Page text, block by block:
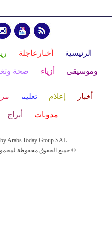
الرئيسية أخبارعاجلة
وموسيقى أزياء صحة
أخبار إعلام تعليم
مدونات أبراج
Arabs Today Group SAL
جميع الحقوق محفوظة لمجموعة العرب اليوم الاعلامية 2025 ©